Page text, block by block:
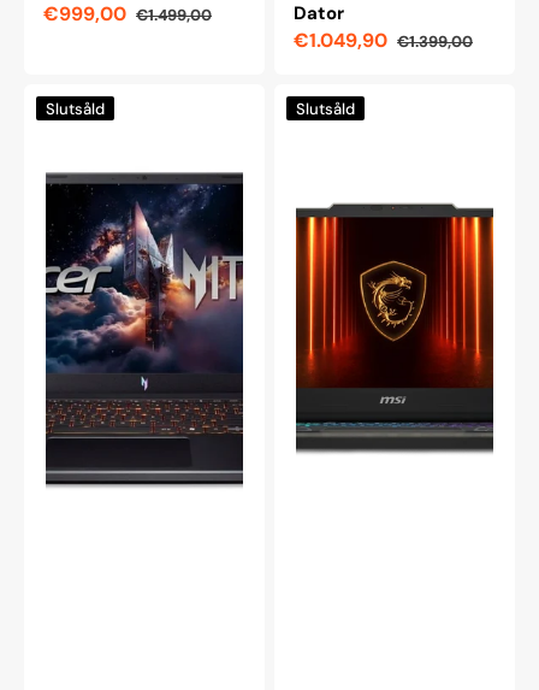
Reapris
€999,00
Ordinarie
€1.499,00
Dator
Reapris
€1.049,90
Ordinarie
€1.399,00
Acer
Nitro
15,6"
spelbärbar
Slutsåld
MSI
Cyborg
dator
AMD
Ryzen
5060
B2HWFKG-
Slutsåld